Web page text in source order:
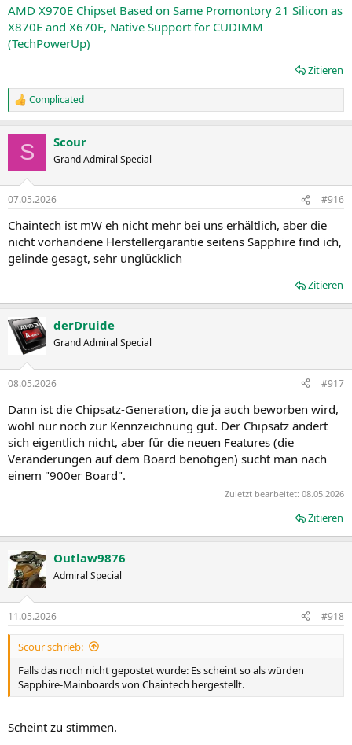
AMD X970E Chipset Based on Same Promontory 21 Silicon as
X870E and X670E, Native Support for CUDIMM
(TechPowerUp)
Zitieren
R
e
e
:
Complicated
S Scour
Grand Admiral Special
07.05.2026 #916
Chaintech ist mW eh nicht mehr bei uns erhältlich, aber die
nicht vorhandene Herstellergarantie seitens Sapphire find ich,
gelinde gesagt, sehr unglücklich
Zitieren
derDruide
Grand Admiral Special
08.05.2026 #917
Dann ist die Chipsatz-Generation, die ja auch beworben wird,
wohl nur noch zur Kennzeichnung gut. Der Chipsatz ändert
sich eigentlich nicht, aber für die neuen Features (die
Veränderungen auf dem Board benötigen) sucht man nach
einem "900er Board".
Zuletzt bearbeitet: 08.05.2026
Zitieren
Outlaw9876
Admiral Special
11.05.2026 #918
Scour schrieb:
Falls das noch nicht gepostet wurde: Es scheint so als würden
Sapphire-Mainboards von Chaintech hergestellt.
Scheint zu stimmen.